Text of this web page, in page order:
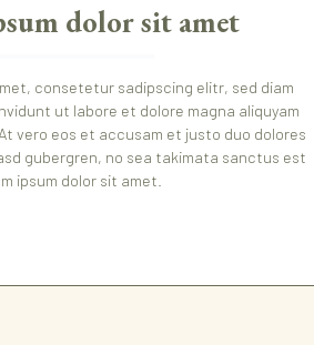
dolor sit amet
consetetur sadipscing elitr, sed diam
ut labore et dolore magna aliquyam
vero eos et accusam et justo duo dolores
gubergren, no sea takimata sanctus est
ipsum dolor sit amet.